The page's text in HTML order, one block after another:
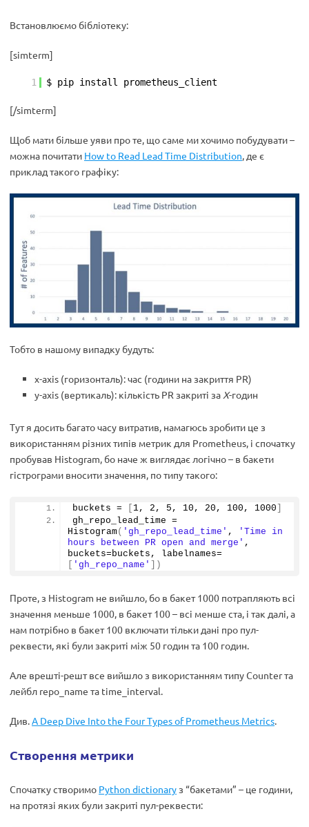
Встановлюємо бібліотеку:
[simterm]
1 $ pip install prometheus_client
[/simterm]
Щоб мати більше уяви про те, що саме ми хочимо побудувати –
можна почитати How to Read Lead Time Distribution, де є
приклад такого графіку:
Тобто в нашому випадку будуть:
x-axis (горизонталь): час (години на закриття PR)
y-axis (вертикаль): кількість PR закриті за Х-годин
Тут я досить багато часу витратив, намагюсь зробити це з
використанням різних типів метрик для Prometheus, і спочатку
пробував Histogram, бо наче ж виглядає логічно – в бакети
гістрограми вносити значення, по типу такого:
buckets = 1, 2 , 5 , 10 , 20 , 100 , 1000
Histogram( 'gh_repo_lead_time' ,
'Time in
hours between PR open and merge' ,
buckets=buckets, labelnames=
'gh_repo_name' ])
Проте, з Histogram не вийшло, бо в бакет 1000 потрапляють всі
значення меньше 1000, в бакет 100 – всі менше ста, і так далі, а
нам потрібно в бакет 100 включати тільки дані про пул-
реквести, які були закриті між 50 годин та 100 годин.
Але врешті-решт все вийшло з використанням типу Counter та
лейбл repo_name та time_interval.
Див.A Deep Dive Into the Four Types of Prometheus Metrics.
Створення метрики
Спочатку створимо Python dictionary з “бакетами” – це години,
на протязі яких були закриті пул-реквести: